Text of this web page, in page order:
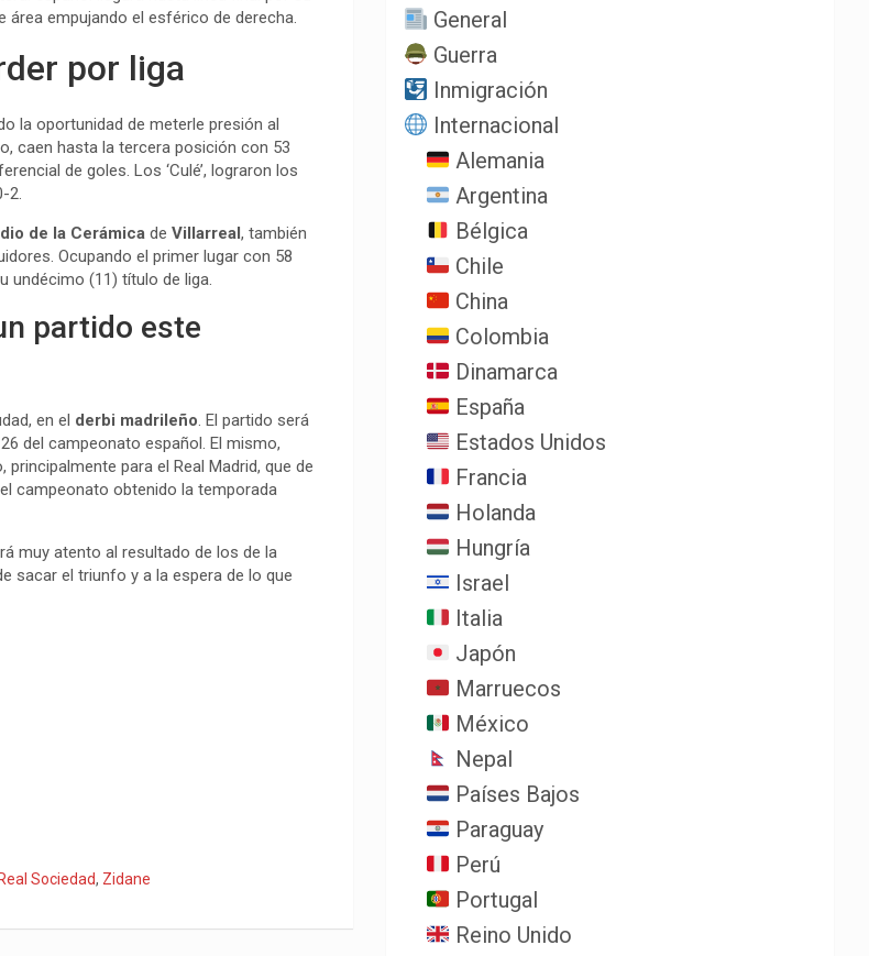
área empujando el esférico de derecha.
por liga
la oportunidad de meterle presión al
caen hasta la tercera posición con 53
de goles. Los ‘Culé’, lograron los
2.
de la Cerámica de Villarreal, también
Ocupando el primer lugar con 58
undécimo (11) título de liga.
partido este
en el derbi madrileño. El partido será
del campeonato español. El mismo,
para el Real Madrid, que de
campeonato obtenido la temporada
muy atento al resultado de los de la
sacar el triunfo y a la espera de lo que
Real Sociedad, Zidane
General
Guerra
Inmigración
Internacional
Alemania
Argentina
Bélgica
Chile
China
Colombia
Dinamarca
España
Estados Unidos
Francia
Holanda
Hungría
Israel
Italia
Japón
Marruecos
México
Nepal
Países Bajos
Paraguay
Perú
Portugal
Reino Unido